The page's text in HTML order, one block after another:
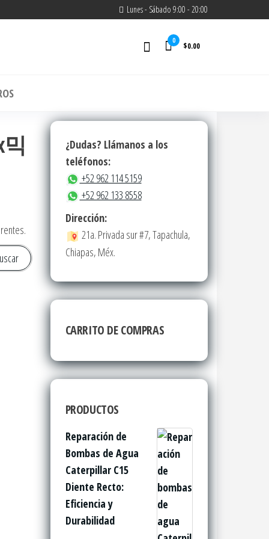
Lunes - Sábado 9:00 - 20:00
0
$0.00
믹
¿Dudas? Llámanos a los
teléfonos:
+52 962 114 5159
+52 962 133 8558
Dirección:
21a. Privada sur #7, Tapachula,
Chiapas, Méx.
CARRITO DE COMPRAS
PRODUCTOS
Reparación de
Bombas de Agua
Caterpillar C15
Diente Recto:
Eficiencia y
Durabilidad